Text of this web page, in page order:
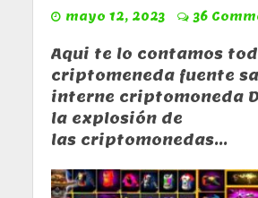
mayo 12, 2023 36
Aqui te lo contamos
criptomeneda fuente
interne criptomoneda
la explosión de
las criptomonedas...